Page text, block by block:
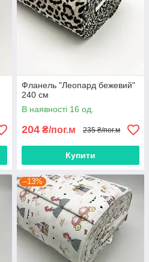
Фланель "Леопард бежевий"
240 см
В наявності 16 од.
204 ₴/пог.м 235 ₴/пог.м
Купити
–13%